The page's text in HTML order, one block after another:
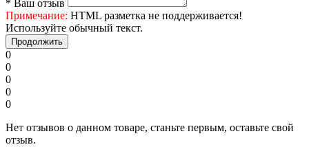
* Ваш отзыв
Примечание: HTML разметка не поддерживается!
Используйте обычный текст.
Продолжить
0
0
0
0
0
Нет отзывов о данном товаре, станьте первым, оставьте свой
отзыв.